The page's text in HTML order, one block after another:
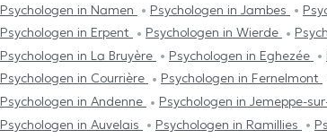
Psychologen in Namen
Psychologen in Jambes
Psychologen in Erpent
Psychologen in Wierde
Psychologen in La Bruyère
Psychologen in Eghezée
Psychologen in Courrière
Psychologen in Fernelmont
Psychologen in Andenne
Psychologen in Jemeppe-
Psychologen in Auvelais
Psychologen in Ramillies